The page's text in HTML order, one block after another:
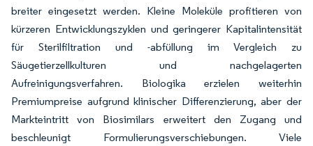
breiter eingesetzt werden. Kleine Moleküle profitieren von
kürzeren Entwicklungszyklen und geringerer Kapitalintensität
für Sterilfiltration und -abfüllung im Vergleich zu
Säugetierzellkulturen und nachgelagerten
Aufreinigungsverfahren. Biologika erzielen weiterhin
Premiumpreise aufgrund klinischer Differenzierung, aber der
Markteintritt von Biosimilars erweitert den Zugang und
beschleunigt Formulierungsverschiebungen. Viele